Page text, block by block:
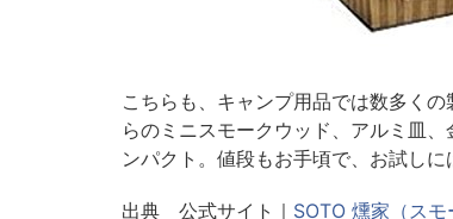
こちらも、キャンプ用品では数多く
らのミニスモークウッド、アルミ皿
ンパクト。値段もお手頃で、お試しに
出典 公式サイト｜ SOTO 燻家（ス